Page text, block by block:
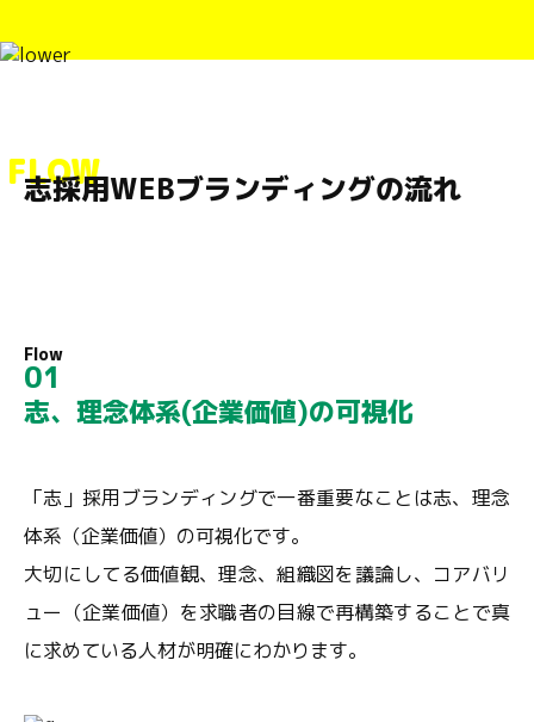
FLOW
志採用WEBブランディングの流れ
Flow
01
志、理念体系(企業価値)の可視化
「志」採用ブランディングで一番重要なことは志、理念
体系（企業価値）の可視化です。
大切にしてる価値観、理念、組織図を議論し、コアバリ
ュー（企業価値）を求職者の目線で再構築することで真
に求めている人材が明確にわかります。